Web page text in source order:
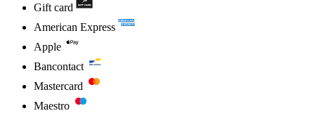
Gift card
American Express
Apple
Bancontact
Mastercard
Maestro